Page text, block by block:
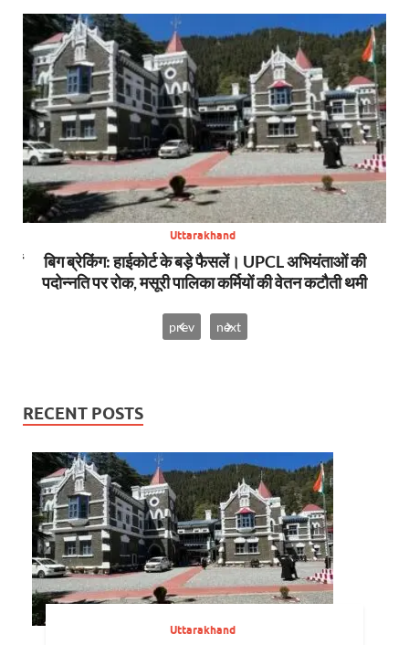
Uttarakhand
बिग ब्रेकिंग: हाईकोर्ट के बड़े फैसलें। UPCL अभियंताओं की
पदोन्नति पर रोक, मसूरी पालिका कर्मियों की वेतन कटौती थमी
prev next
RECENT POSTS
Uttarakhand